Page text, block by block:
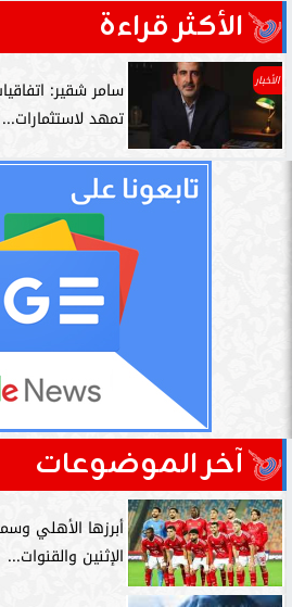
الأكثر قراءة
الأخبار
تمهد لاستثمارات...
آخر الموضوعات
أبرزها الأهلي
الإثنين والقنوات...